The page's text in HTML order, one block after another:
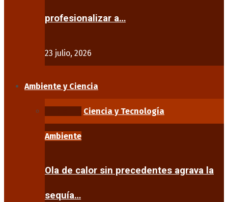
profesionalizar a…
23 julio, 2026
Ambiente y Ciencia
Ciencia y Tecnología
Ambiente
Ola de calor sin precedentes agrava la
sequía…